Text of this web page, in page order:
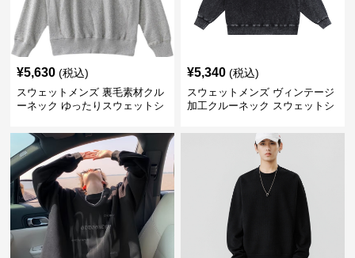
¥5,630 (税込)
スウェットメンズ 裏毛素材クル
ーネック ゆったりスウェットシ
¥5,340 (税込)
スウェットメンズ ヴィンテージ
加工クルーネック スウェットシ